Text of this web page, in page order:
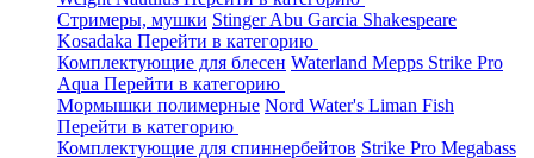
Стримеры, мушки StingerAbu Garcia Shakespeare
Kosadaka Перейти в категорию
Комплектующие для блесен Waterland Mepps Strike Pro
Aqua Перейти в категорию
Мормышки полимерные Nord Water's Liman Fish
Перейти в категорию
Комплектующие для спиннербейтов Strike Pro Megabass